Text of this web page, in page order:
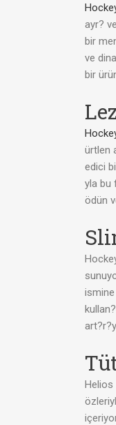
ayr?
bir
ve
bir
ürtlen
edici
yla bu
ödün
Helios